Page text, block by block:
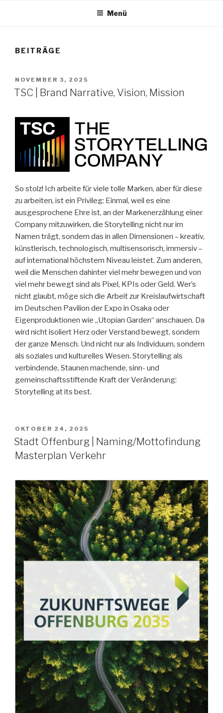
Menü
BEITRÄGE
VERÖFFENTLICHT
AM
NOVEMBER 3, 2025
TSC | Brand Narrative, Vision, Mission
So stolz! Ich arbeite für viele tolle Marken, aber für diese
zu arbeiten, ist ein Privileg: Einmal, weil es eine
ausgesprochene Ehre ist, an der Markenerzählung einer
Company mitzuwirken, die Storytelling nicht nur im
Namen trägt, sondern das in allen Dimensionen – kreativ,
künstlerisch, technologisch, multisensorisch, immersiv –
auf international höchstem Niveau leistet. Zum anderen,
weil die Menschen dahinter viel mehr bewegen und von
viel mehr bewegt sind als Pixel, KPIs oder Geld. Wer’s
nicht glaubt, möge sich die Arbeit zur Kreislaufwirtschaft
im Deutschen Pavilion der Expo in Osaka oder
Eigenproduktionen wie „Utopian Garden“ anschauen. Da
wird nicht isoliert Herz oder Verstand bewegt, sondern
der ganze Mensch. Und nicht nur als Individuum, sondern
als soziales und kulturelles Wesen. Storytelling als
verbindende, Staunen machende, sinn- und
gemeinschaftsstiftende Kraft der Veränderung:
Storytelling at its best.
VERÖFFENTLICHT
AM
OKTOBER 24, 2025
Stadt Offenburg | Naming/Mottofindung
Masterplan Verkehr